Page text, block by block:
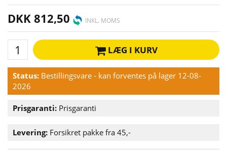
DKK 812,50 INKL. MOMS
LÆG I KURV
Status: Bestillingsvare - kan forventes på lager 12-08-
2026
Prisgaranti: Prisgaranti
Levering: Forsikret pakke fra 45,-